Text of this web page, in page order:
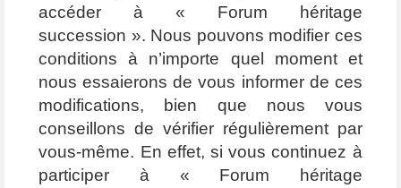
accéder à « Forum héritage
succession ». Nous pouvons modifier ces
conditions à n’importe quel moment et
nous essaierons de vous informer de ces
modifications, bien que nous vous
conseillons de vérifier régulièrement par
vous-même. En effet, si vous continuez à
participer à « Forum héritage